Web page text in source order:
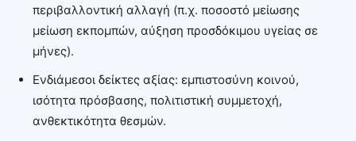
περιβαλλοντική αλλαγή (π.χ. ποσοστό μείωσης
μείωση εκπομπών, αύξηση προσδόκιμου υγείας σε
μήνες).
Ενδιάμεσοι δείκτες αξίας: εμπιστοσύνη κοινού,
ισότητα πρόσβασης, πολιτιστική συμμετοχή,
ανθεκτικότητα θεσμών.